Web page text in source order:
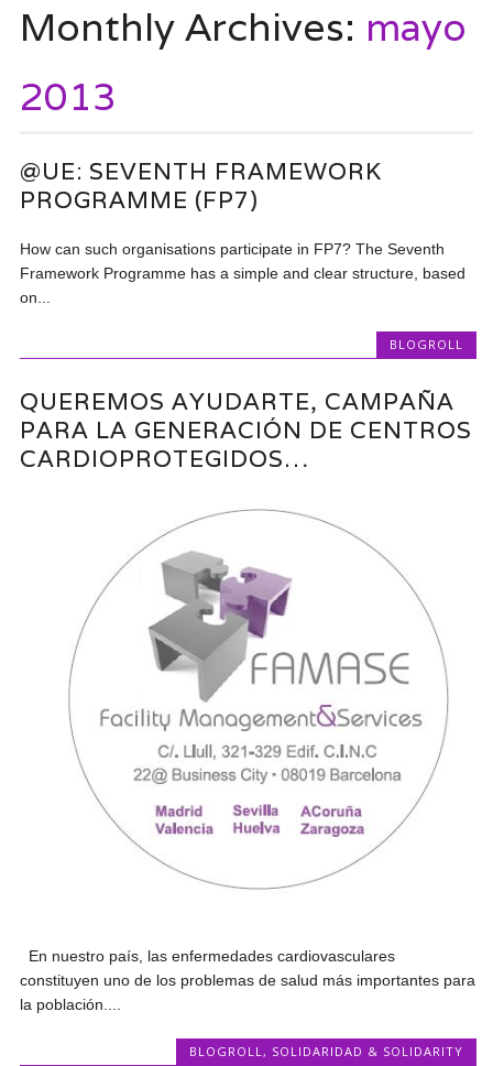
Monthly Archives: mayo
2013
@UE: SEVENTH FRAMEWORK
PROGRAMME (FP7)
How can such organisations participate in FP7? The Seventh
Framework Programme has a simple and clear structure, based
on...
BLOGROLL
QUEREMOS AYUDARTE, CAMPAÑA
PARA LA GENERACIÓN DE CENTROS
CARDIOPROTEGIDOS…
En nuestro país, las enfermedades cardiovasculares
constituyen uno de los problemas de salud más importantes para
la población....
BLOGROLL , SOLIDARIDAD & SOLIDARITY